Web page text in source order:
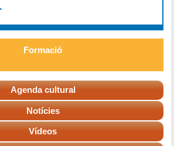
Formació
Agenda cultural
Notícies
Vídeos